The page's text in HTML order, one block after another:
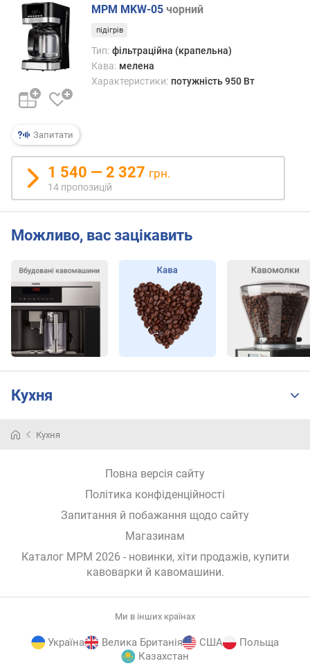
к
і
с
т
ю
р
о
о
ц
і
й
р
о
ф
і
л
в
к
р
е
н
Запитати
MPM MKW-05 чорний
підігрів
Тип: фільтраційна (крапельна)
Кава: мелена
Характеристики: потужність 950 Вт
1 540 — 2 327 грн.
14 пропозицій
Можливо, вас зацікавить
Кухня
Кухня
Повна версія сайту
Політика конфіденційності
Запитання й побажання щодо сайту
Магазинам
Каталог MPM 2026 - новинки, хіти продажів, купити
кавоварки й кавомашини.
Ми в інших країнах
Україна Велика Британія США
Польща
Казахстан